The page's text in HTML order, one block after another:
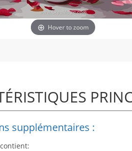
Hover to zoom
supplémentaires :